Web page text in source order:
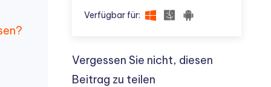
Verfügbar für:
Vergessen Sie nicht, diesen
Beitrag zu teilen